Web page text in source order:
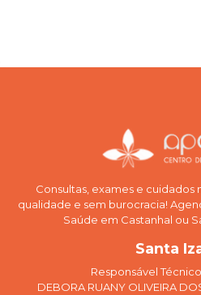
Consultas, exames e cuidados
qualidade e sem burocracia!
Saúde em Castanhal ou
Santa
Responsável
DEBORA RUANY OLIVEIRA